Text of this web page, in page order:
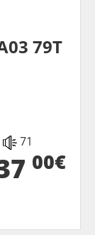
79T
71
00€